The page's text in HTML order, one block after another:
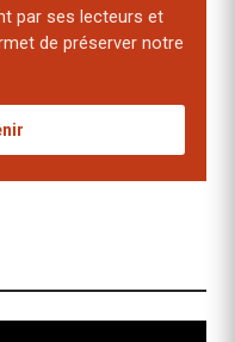
par ses lecteurs et
de préserver notre